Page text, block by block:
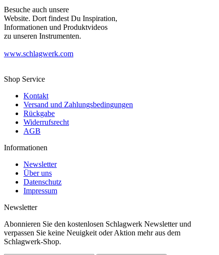
Besuche auch unsere
Website. Dort findest Du Inspiration,
Informationen und Produktvideos
zu unseren Instrumenten.
www.schlagwerk.com
Shop Service
Kontakt
Versand und Zahlungsbedingungen
Rückgabe
Widerrufsrecht
AGB
Informationen
Newsletter
Über uns
Datenschutz
Impressum
Newsletter
Abonnieren Sie den kostenlosen Schlagwerk Newsletter und
verpassen Sie keine Neuigkeit oder Aktion mehr aus dem
Schlagwerk-Shop.